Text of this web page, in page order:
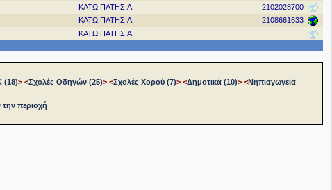
ΚΑΤΩ ΠΑΤΗΣΙΑ
2102028700
ΚΑΤΩ ΠΑΤΗΣΙΑ
2108661633
ΚΑΤΩ ΠΑΤΗΣΙΑ
(18)> <Σχολές Οδηγών (25)> <Σχολές Χορού (7)> <Δημοτικά (10)> <Νηπιαγωγεία
περιοχή